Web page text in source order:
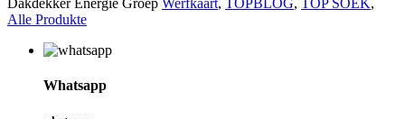
Alle Produkte
Whatsapp